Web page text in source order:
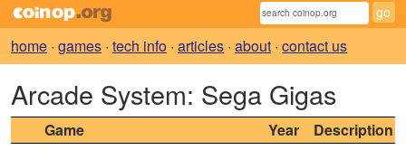
home · games · tech info · articles · about · contact us
Arcade System: Sega Gigas
Game Year
Description